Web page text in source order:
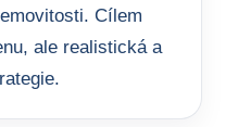
Cílem
ale realistická a